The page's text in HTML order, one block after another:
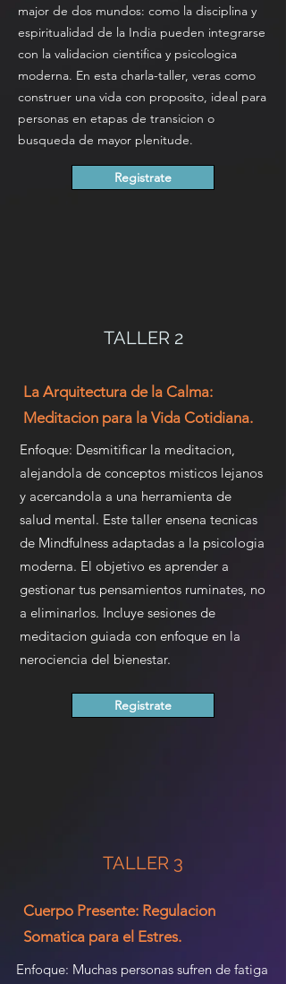
major de dos mundos: como la disciplina y
espiritualidad de la India pueden integrarse
con la validacion cientifica y psicologica
moderna. En esta charla-taller, veras como
construer una vida con proposito, ideal para
personas en etapas de transicion o
busqueda de mayor plenitude.
Registrate
TALLER 2
La Arquitectura de la Calma:
Meditacion para la Vida Cotidiana.
Enfoque: Desmitificar la meditacion,
alejandola de conceptos misticos lejanos
y acercandola a una herramienta de
salud mental. Este taller ensena tecnicas
de Mindfulness adaptadas a la psicologia
moderna. El objetivo es aprender a
gestionar tus pensamientos ruminates, no
a eliminarlos. Incluye sesiones de
meditacion guiada con enfoque en la
nerociencia del bienestar.
Registrate
TALLER 3
Cuerpo Presente: Regulacion
Somatica para el Estres.
Enfoque: Muchas personas sufren de fatiga